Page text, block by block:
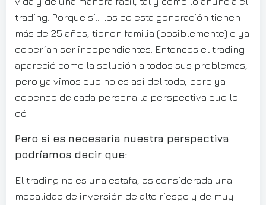
trading. Porque si… los de esta generación tienen
más de 25 años, tienen familia (posiblemente) o ya
deberían ser independientes. Entonces el trading
apareció como la solución a todos sus problemas,
pero ya vimos que no es así del todo, pero ya
depende de cada persona la perspectiva que le
dé.
Pero si es necesaria nuestra perspectiva
podríamos decir que:
El trading no es una estafa, es considerada una
modalidad de inversión de alto riesgo y de muy